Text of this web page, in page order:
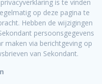
is te vinden
op deze pagina te
Hebben de wijzigingen
persoonsgegevens
maken via berichtgeving op
van Sekondant.